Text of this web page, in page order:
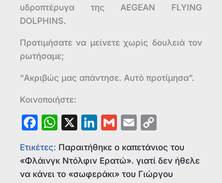
υδροπτέρυγα της AEGEAN FLYING
DOLPHINS.
Προτιμήσατε να μείνετε χωρίς δουλειά τον
ρωτήσαμε;
“Ακριβώς μας απάντησε. Αυτό προτίμησα”.
Κοινοποιήστε:
F
c
e
W
at
s
X
Li
k
e
G
ai
l
E
ai
l
p
y
Ετικέτες: Παραιτήθηκε ο καπετάνιος του
«Φλάινγκ Ντόλφιν Ερατώ». γιατί δεν ήθελε
να κάνει το «σωφεράκι» του Γιώργου